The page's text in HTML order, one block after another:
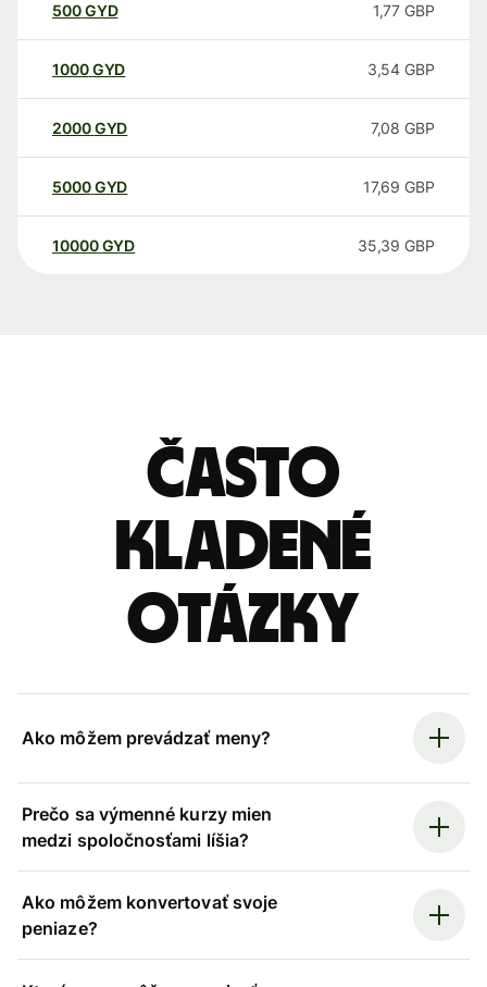
500GYD 1,77 GBP
1000GYD 3,54 GBP
2000GYD 7,08 GBP
5000GYD 17,69 GBP
10000 GYD 35,39 GBP
Často
kladené
otázky
Ako môžem prevádzať meny?
Prečo sa výmenné kurzy mien
medzi spoločnosťami líšia?
Ako môžem konvertovať svoje
peniaze?